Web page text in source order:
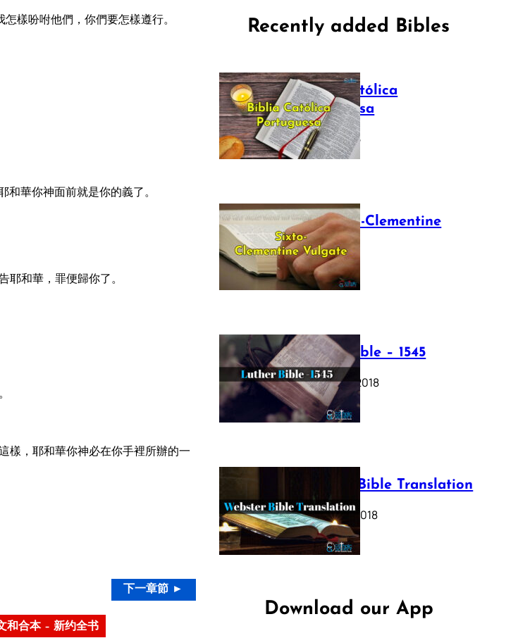
樣吩咐他們，你們要怎樣遵行。
華你神面前就是你的義了。
和華，罪便歸你了。
樣，耶和華你神必在你手裡所辦的一
下一章節 ►
和合本 – 新约全书
Recently added Bibles
Bíblia Católica
Portuguesa
July 16, 2025
The Sixto-Clementine
Vulgate
July 12, 2025
Luther Bible – 1545
October 17, 2018
Webster Bible Translation
October 11, 2018
Download our App